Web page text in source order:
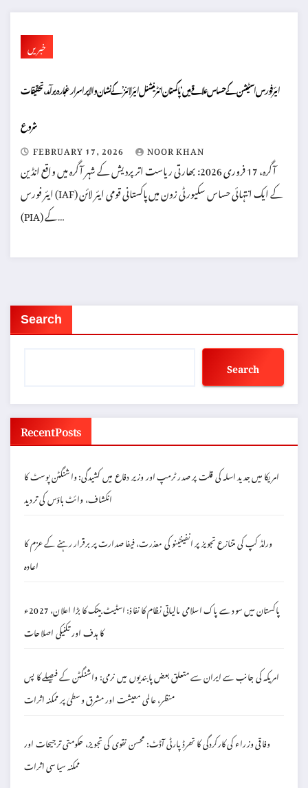
خبریں
ایئر فورس اسٹیشن کے حساس علاقے میں ‘پاکستان انٹرنیشنل ایئر لائنز’ کے نشان والا پراسرار غبارہ برآمد، تحقیقات
شروع
FEBRUARY 17, 2026
NOOR KHAN
آگرہ، 17 فروری 2026: بھارتی ریاست اتر پردیش کے شہر آگرہ میں واقع انڈین
ایئر فورس (IAF) کے ایک انتہائی حساس سکیورٹی زون میں پاکستانی قومی ایئر لائن
(PIA) کے…
Search
Search
Recent Posts
امریکا میں جدید اسلہ کی قلت پر صدر ٹرمپ اور وزیر دفاع میں کشیدگی: واشنگٹن پوسٹ کا
انکشاف، وائٹ ہاؤس کی تردید
ورلڈ کپ کی متنازع تجویز پر انفینٹینو کی معذرت، فیفا صدارت پر برقرار رہنے کے عزم کا
اعادہ
پاکستان میں سود سے پاک اسلامی مالیاتی نظام کا نفاذ: اسٹیٹ بینک کا بڑا اعلان، 2027ء
کا ہدف اور تکنیکی اصلاحات
امریکہ کی جانب سے ایران سے متعلق بعض پابندیوں میں نرمی: واشنگٹن کے فیصلے کا پس
منظر، عالمی معیشت اور مشرق وسطیٰ پر ممکنہ اثرات
وفاقی وزراء کی کارکردگی کا تھرڈ پارٹی آڈٹ: محسن نقوی کی تجویز، حکومتی ترجیحات اور
ممکنہ سیاسی اثرات